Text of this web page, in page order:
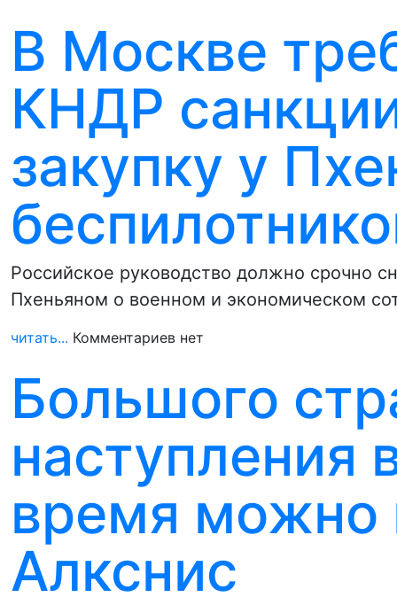
В Москве
КНДР
закупку у
Российское руководство должно срочно
Пхеньяном о военном и экономическом
читать... Комментариев нет
Большого
наступления
время можно
Алкснис